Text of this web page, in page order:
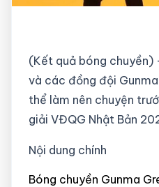
(Kết quả bóng chuyền)
và các đồng đội
thể làm nên chuyện
giải VĐQG Nhật Bản
Nội dung chính
Bóng chuyền Gunma